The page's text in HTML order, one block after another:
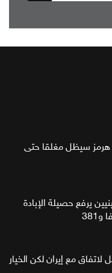
سيظل مغلقا حتى
4 فلسطينيين يرفع حصيلة الإبادة
مع إيران لكن الخيار